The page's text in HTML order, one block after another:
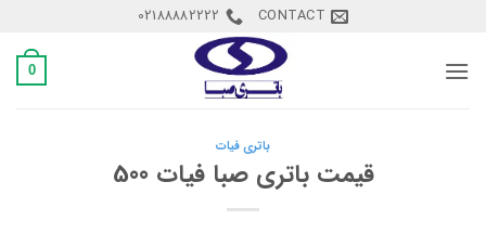
content
CONTACT
02188882222
0
باتری فیات
قیمت باتری صبا فیات 500